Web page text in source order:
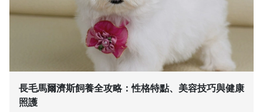
長毛馬爾濟斯飼養全攻略：性格特點、美容技巧與健康
照護